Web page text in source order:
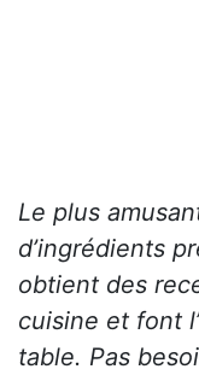
Le plus
d’ingrédients
obtient des
cuisine et font
table. Pas